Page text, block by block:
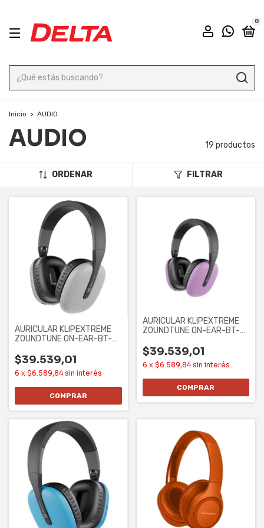
0
Inicio > AUDIO
AUDIO 19 productos
ORDENAR FILTRAR
AURICULAR KLIPEXTREME
ZOUNDTUNE ON-EAR-BT-
$39.539,01
6 x $6.589,84 sin interés
AURICULAR KLIPEXTREME
ZOUNDTUNE ON-EAR-BT-
$39.539,01
6 x $6.589,84 sin interés